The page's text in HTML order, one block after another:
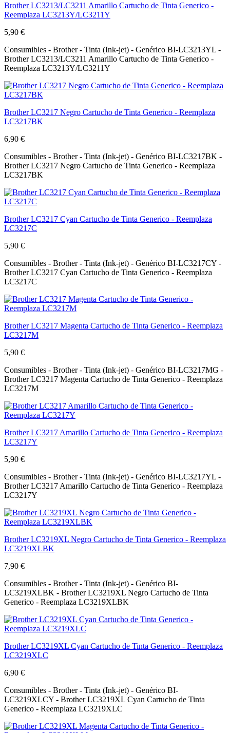
Brother LC3213/LC3211 Amarillo Cartucho de Tinta Generico -
Reemplaza LC3213Y/LC3211Y
5,90 €
Consumibles - Brother - Tinta (Ink-jet) - Genérico BI-LC3213YL -
Brother LC3213/LC3211 Amarillo Cartucho de Tinta Generico -
Reemplaza LC3213Y/LC3211Y
Brother LC3217 Negro Cartucho de Tinta Generico - Reemplaza
LC3217BK
6,90 €
Consumibles - Brother - Tinta (Ink-jet) - Genérico BI-LC3217BK -
Brother LC3217 Negro Cartucho de Tinta Generico - Reemplaza
LC3217BK
Brother LC3217 Cyan Cartucho de Tinta Generico - Reemplaza
LC3217C
5,90 €
Consumibles - Brother - Tinta (Ink-jet) - Genérico BI-LC3217CY -
Brother LC3217 Cyan Cartucho de Tinta Generico - Reemplaza
LC3217C
Brother LC3217 Magenta Cartucho de Tinta Generico - Reemplaza
LC3217M
5,90 €
Consumibles - Brother - Tinta (Ink-jet) - Genérico BI-LC3217MG -
Brother LC3217 Magenta Cartucho de Tinta Generico - Reemplaza
LC3217M
Brother LC3217 Amarillo Cartucho de Tinta Generico - Reemplaza
LC3217Y
5,90 €
Consumibles - Brother - Tinta (Ink-jet) - Genérico BI-LC3217YL -
Brother LC3217 Amarillo Cartucho de Tinta Generico - Reemplaza
LC3217Y
Brother LC3219XL Negro Cartucho de Tinta Generico - Reemplaza
LC3219XLBK
7,90 €
Consumibles - Brother - Tinta (Ink-jet) - Genérico BI-
LC3219XLBK - Brother LC3219XL Negro Cartucho de Tinta
Generico - Reemplaza LC3219XLBK
Brother LC3219XL Cyan Cartucho de Tinta Generico - Reemplaza
LC3219XLC
6,90 €
Consumibles - Brother - Tinta (Ink-jet) - Genérico BI-
LC3219XLCY - Brother LC3219XL Cyan Cartucho de Tinta
Generico - Reemplaza LC3219XLC